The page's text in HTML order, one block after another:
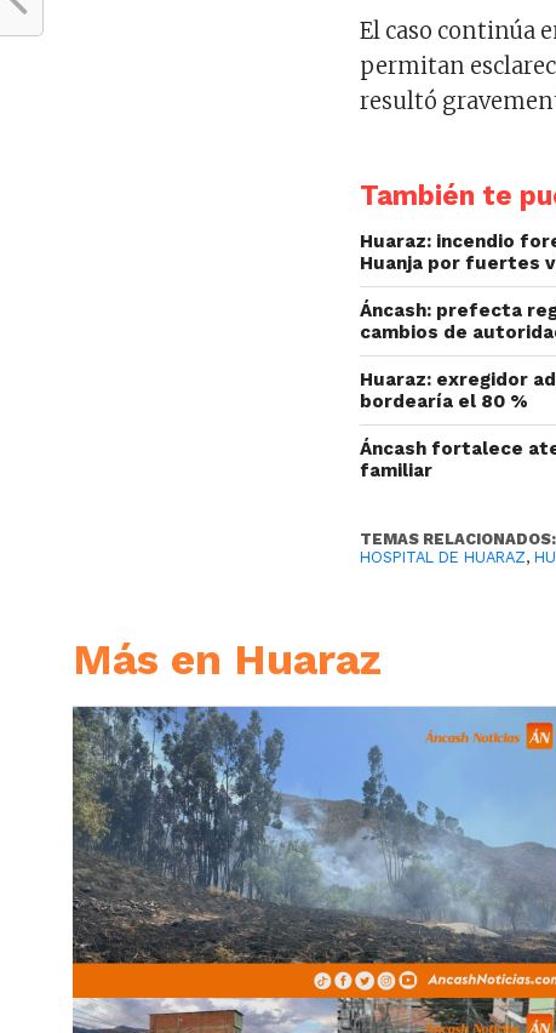
El caso continúa
permitan
resultó
También te
Huaraz: incendio
Huanja por fuertes
Áncash: prefecta
cambios de
Huaraz: exregidor
bordearía el 80 %
Áncash fortalece
familiar
TEMAS RELACIONADOS:
HOSPITAL DE HUARAZ,
Más en Huaraz